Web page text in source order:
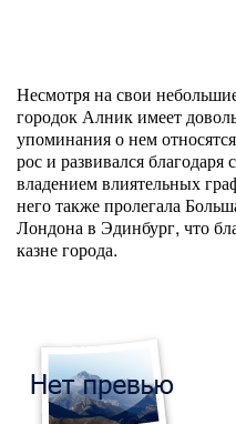
Несмотря на свои
городок Алник имеет
упоминания о нем
рос и развивался
владением влиятельных
него также пролегала
Лондона в Эдинбург, что
казне города.